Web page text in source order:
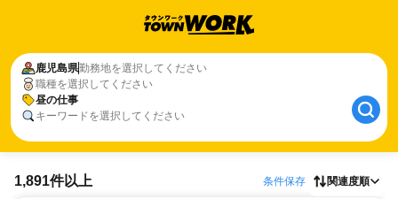
鹿児島県勤務地を選択してください
職種を選択してください
昼の仕事
キーワードを選択してください
1,891件以上 条件保存 関連度順